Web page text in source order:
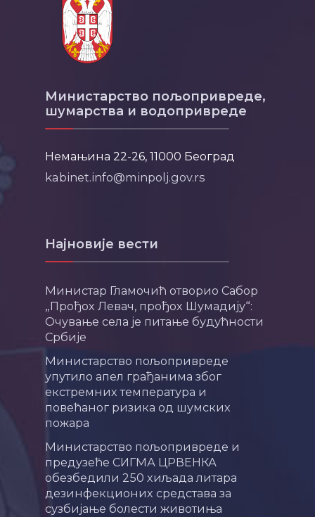
Министарство пољопривреде,
шумарства и водопривреде
Немањина 22-26, 11000 Београд
kabinet.info@minpolj.gov.rs
Најновије вести
Министар Гламочић отворио Сабор
„Прођох Левач, прођох Шумадију“:
Очување села је питање будућности
Србије
Министарство пољопривреде
упутило апел грађанима због
екстремних температура и
повећаног ризика од шумских
пожара
Министарство пољопривреде и
предузеће СИГМА ЦРВЕНКА
обезбедили 250 хиљада литара
дезинфекционих средстава за
сузбијање болести животиња